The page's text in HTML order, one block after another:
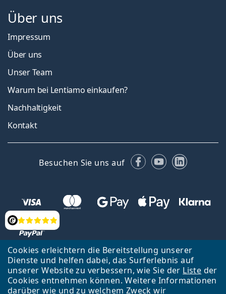
Cookies erleichtern die Bereitstellung unserer
Dienste und helfen dabei, das Surferlebnis auf
unserer Website zu verbessern, wie Sie der Liste der
Cookies entnehmen können. Weitere Informationen
darüber wie und zu welchem Zweck wir
Bewertung
Über uns
Impressum
Über uns
Unser Team
Warum bei Lentiamo einkaufen?
Nachhaltigkeit
Kontakt
Besuchen Sie uns auf Facebook
YouTubeLinkedIn
Zurück zur Hauptseite
Nach oben
Lentiamo s.r.o., Tschechien ist Eigentümer und Betreiber des Online-